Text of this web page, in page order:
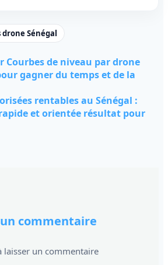
drone Sénégal
de niveau par drone
gagner du temps et de la
rentables au Sénégal :
et orientée résultat pour
commentaire
laisser un commentaire